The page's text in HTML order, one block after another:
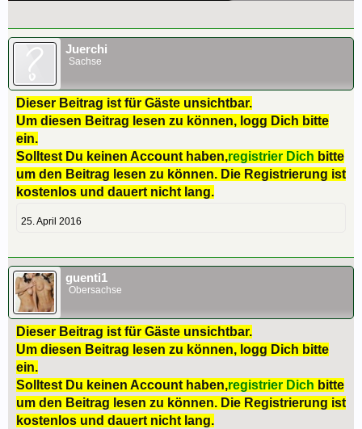
Juerchi
Sachse
Dieser Beitrag ist für Gäste unsichtbar.
Um diesen Beitrag lesen zu können, logg Dich bitte
ein.
Solltest Du keinen Account haben,registrier Dich bitte
um den Beitrag lesen zu können. Die Registrierung ist
kostenlos und dauert nicht lang.
25. April 2016
guenti1
Obersachse
Dieser Beitrag ist für Gäste unsichtbar.
Um diesen Beitrag lesen zu können, logg Dich bitte
ein.
Solltest Du keinen Account haben,registrier Dich bitte
um den Beitrag lesen zu können. Die Registrierung ist
kostenlos und dauert nicht lang.